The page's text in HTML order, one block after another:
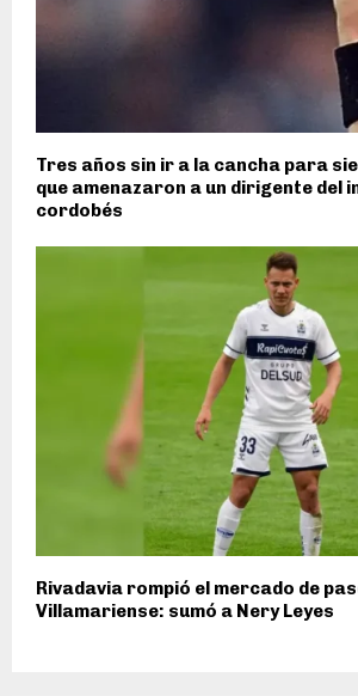
Tres años sin ir a la cancha para
que amenazaron a un dirigente del
cordobés
Rivadavia rompió el mercado de
Villamariense: sumó a Nery Leyes